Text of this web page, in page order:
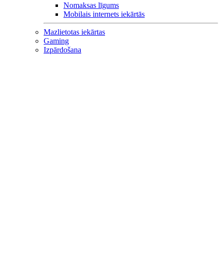
Nomaksas līgums
Mobilais internets iekārtās
Mazlietotas iekārtas
Gaming
Izpārdošana